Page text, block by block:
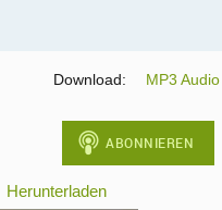
Download: MP3 Audio
Herunterladen